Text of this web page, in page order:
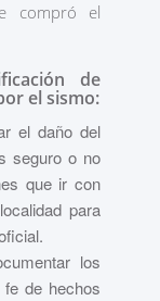
compró el
de
el sismo:
el daño del
seguro o no
que ir con
para
los
de hechos